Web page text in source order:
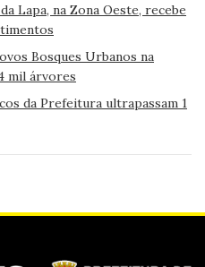
Lapa, na Zona Oeste, recebe
Bosques Urbanos na
mil árvores
da Prefeitura ultrapassam 1